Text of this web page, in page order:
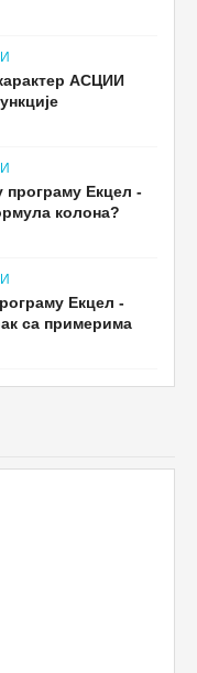
АСЦИИ
Екцел -
колона?
Екцел -
са примерима